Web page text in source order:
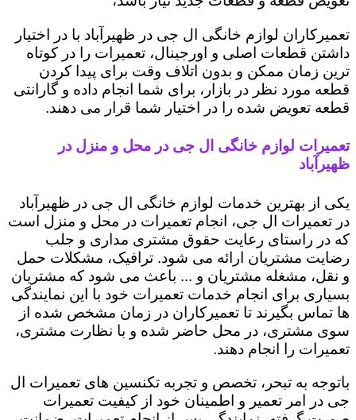
تعمیرکاران لوازم خانگی ال جی در ظهیرآباد با در اختیار
داشتن قطعات اصلی و اورجینال، تعمیرات را در کوتاه
ترین زمان ممکن و بدون اتلاف وقت برای پیدا کردن
قطعه مورد نظر در بازار، برای شما انجام داده و گارانتی
قطعه تعویض شده را در اختیار شما قرار می دهند.
تعمیرات لوازم خانگی ال جی در محل و منزل در
ظهیرآباد
یکی از بهترین خدمات لوازم خانگی ال جی در ظهیرآباد
در تعمیرات ال جی، انجام تعمیرات در محل و منزل است
که در راستای رعایت حقوق مشتری مداری و جلب
رضایت مشتریان ارائه می شود. ترافیک، مشکلات حمل
و نقل، مشغله مشتریان و ... باعث می شود که مشتریان
بسیاری برای انجام خدمات تعمیرات خود با این نمایندگی
ها تماس بگیرند تا تعمیرکاران در زمان مشخص شده از
سوی مشتری، در محل حاضر شده و با نظارت مشتری،
تعمیرات را انجام دهند.
باتوجه به تبحر، تخصص و تجربه تکنسین های تعمیرات ال
جی در امر تعمیر و اطمینان خود از کیفیت تعمیرات